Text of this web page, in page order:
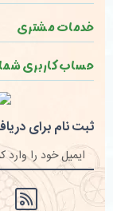
خدمات مشتری
حساب کاربری شما
ثبت نام برای